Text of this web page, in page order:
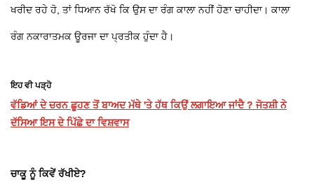
ਖਰੀਦ ਰਹੇ ਹੋ, ਤਾਂ ਧਿਆਨ ਰੱਖੋ ਕਿ ਉਸ ਦਾ ਰੰਗ ਕਾਲਾ ਨਹੀਂ ਹੋਣਾ ਚਾਹੀਦਾ। ਕਾਲਾ
ਰੰਗ ਨਕਾਰਾਤਮਕ ਊਰਜਾ ਦਾ ਪ੍ਰਤੀਕ ਹੁੰਦਾ ਹੈ।
ਇਹ ਵੀ ਪੜ੍ਹੋ
ਵੱਡਿਆਂ ਦੇ ਚਰਨ ਛੂਹਣ ਤੋਂ ਬਾਅਦ ਮੱਥੇ 'ਤੇ ਹੱਥ ਕਿਉਂ ਲਗਾਇਆ ਜਾਂਦੈ ? ਜੋਤਸ਼ੀ ਨੇ
ਦੱਸਿਆ ਇਸ ਦੇ ਪਿੱਛੇ ਦਾ ਵਿਸ਼ਵਾਸ
ਚਾਕੂ ਨੂੰ ਕਿਵੇਂ ਰੱਖੀਏ?